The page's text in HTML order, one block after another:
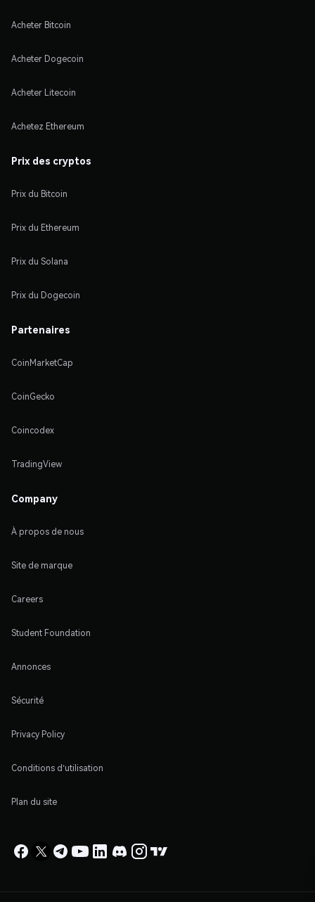
Acheter Bitcoin
Acheter Dogecoin
Acheter Litecoin
Achetez Ethereum
Prix des cryptos
Prix du Bitcoin
Prix du Ethereum
Prix du Solana
Prix du Dogecoin
Partenaires
CoinMarketCap
CoinGecko
Coincodex
TradingView
Company
À propos de nous
Site de marque
Careers
Student Foundation
Annonces
Sécurité
Privacy Policy
Conditions d'utilisation
Plan du site